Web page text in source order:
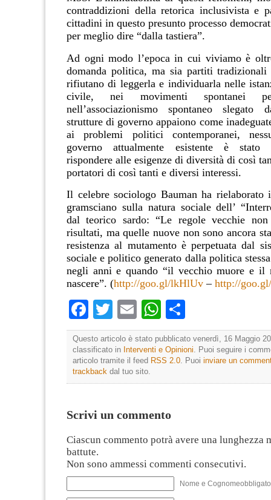
contraddizioni della retorica inclusivista e
cittadini in questo presunto processo
per meglio dire “dalla tastiera”.
Ad ogni modo l’epoca in cui viviamo è
domanda politica, ma sia partiti
rifiutano di leggerla e individuarla nelle
civile, nei movimenti spontanei
nell’associazionismo spontaneo
strutture di governo appaiono come
ai problemi politici contemporanei,
governo attualmente esistente è stato
rispondere alle esigenze di diversità di così
portatori di così tanti e diversi interessi.
Il celebre sociologo Bauman ha rielaborato
gramsciano sulla natura sociale dell’
dal teorico sardo: “Le regole vecchie
risultati, ma quelle nuove non sono ancora
resistenza al mutamento è perpetuata dal
sociale e politico generato dalla politica
negli anni e quando “il vecchio muore e il
nascere”. (http://goo.gl/lkHlUv – http://
Facebook
TwitterEmailWhatsApp
Questo articolo è stato pubblicato venerdì, 16 Maggio
classificato in Interventi e Opinioni. Puoi seguire i
articolo tramite il feed RSS 2.0. Puoi inviare un
trackback dal tuo sito.
Scrivi un commento
Ciascun commento potrà avere una lunghezza
battute.
Non sono ammessi commenti consecutivi.
Nome e